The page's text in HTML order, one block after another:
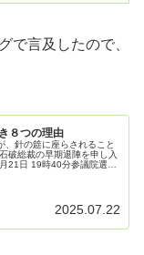
で言及したので、
８つの理由
、針の筵に座らされること
破総裁の早期退陣を申し入
21日 19時40分参議院選挙
2025.07.22